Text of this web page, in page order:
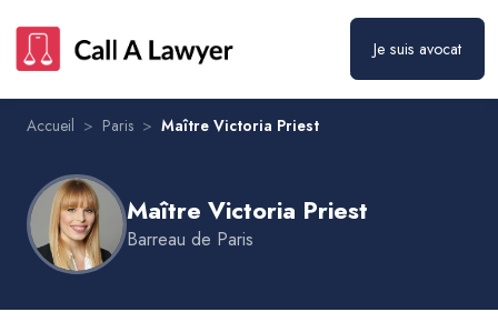
Je suis avocat
Accueil > Paris > Maître Victoria Priest
Maître Victoria Priest
Barreau de Paris